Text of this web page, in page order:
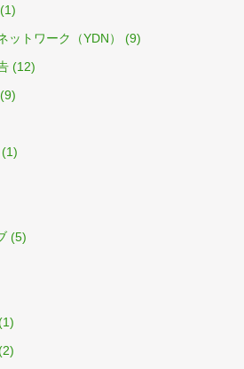
(1)
ットワーク（YDN）
(9)
(12)
(9)
(1)
(5)